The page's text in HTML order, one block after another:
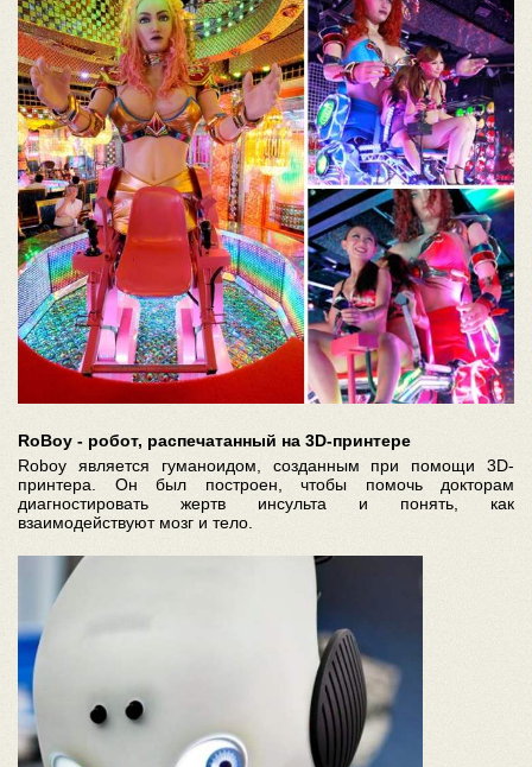
RoBoy - робот, распечатанный на 3D-принтере
Roboy является гуманоидом, созданным при помощи 3D-
принтера. Он был построен, чтобы помочь докторам
диагностировать жертв инсульта и понять, как
взаимодействуют мозг и тело.